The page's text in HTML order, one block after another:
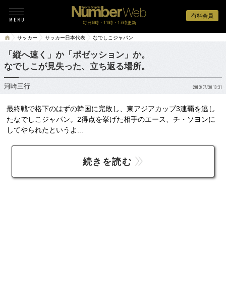
有料会員
毎日6時・11時・17時更新
サッカー サッカー日本代表 なでしこジャパン
「縦へ速く」か「ポゼッション」か。
なでしこが見失った、立ち返る場所。
河崎三行 2013/07/30 10:31
最終戦で格下のはずの韓国に完敗し、東アジアカップ3連覇を逃し
たなでしこジャパン。2得点を挙げた相手のエース、チ・ソヨンに
してやられたというよ...
続きを読む